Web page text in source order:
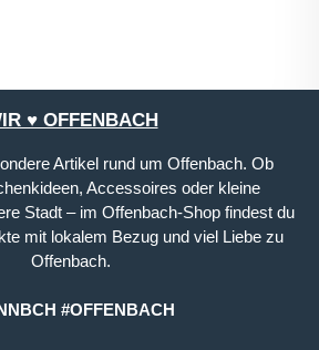
♥ OFFENBACH
Artikel rund um Offenbach. Ob
Accessoires oder kleine
Stadt – im Offenbach-Shop findest du
mit lokalem Bezug und viel Liebe zu
Offenbach.
#OFFENBACH